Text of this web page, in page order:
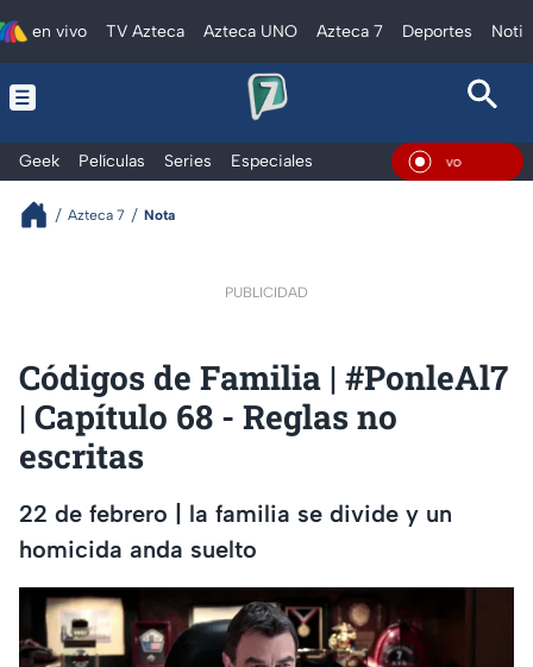
en vivo TV Azteca Azteca UNO Azteca 7 Deportes
Geek Películas Series Especiales En Vivo
Azteca 7 Nota
PUBLICIDAD
Códigos de Familia | #PonleAl7
| Capítulo 68 - Reglas no
escritas
22 de febrero | la familia se divide y un
homicida anda suelto